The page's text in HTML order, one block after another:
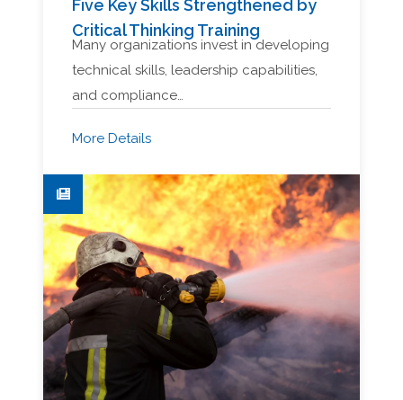
Five Key Skills Strengthened by
Critical Thinking Training
Many organizations invest in developing
technical skills, leadership capabilities,
and compliance…
More Details